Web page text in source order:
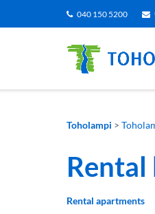
040 150 5200
Toholampi >
Rental
Rental apartments